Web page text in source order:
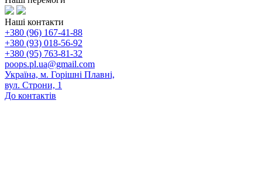
Наші контакти
+380 (96) 167-41-88
+380 (93) 018-56-92
+380 (95) 763-81-32
poops.pl.ua@gmail.com
Україна, м. Горішні Плавні,
вул. Строни, 1
До контактів